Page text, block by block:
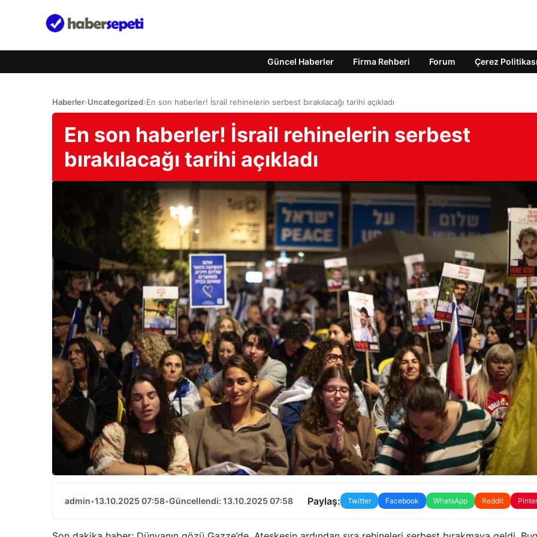
Güncel Haberler Firma Rehberi Forum Çerez Politikası
Haberler›Uncategorized›En son haberler! İsrail rehinelerin serbest bırakılacağı tarihi açıkladı
En son haberler! İsrail rehinelerin serbest
bırakılacağı tarihi açıkladı
admin•13.10.2025 07:58•Güncellendi: 13.10.2025 07:58 Paylaş: Twitter Facebook WhatsApp Reddit